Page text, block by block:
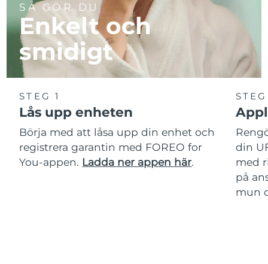
SÅ GÖR DU
Enkelt och
smidigt
STEG 1
Lås upp enheten
Börja med att låsa upp din enhet och
registrera garantin med FOREO for
You-appen. Ladda ner appen här.
din
med
på
mun